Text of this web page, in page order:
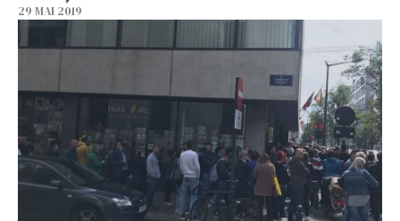
29 MAI 2019